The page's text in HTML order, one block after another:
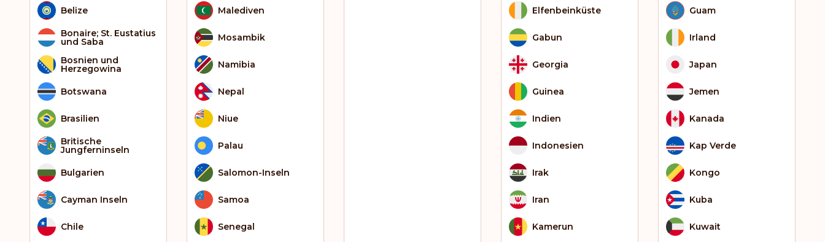
Belize
Bonaire; St. Eustatius
und Saba
Bosnien und
Herzegowina
Botswana
Brasilien
Britische
Jungferninseln
Bulgarien
Cayman Inseln
Chile
Malediven
Mosambik
Namibia
Nepal
Niue
Palau
Salomon-Inseln
Samoa
Senegal
Elfenbeinküste
Gabun
Georgia
Guinea
Indien
Indonesien
Irak
Iran
Kamerun
Guam
Irland
Japan
Jemen
Kanada
Kap Verde
Kongo
Kuba
Kuwait